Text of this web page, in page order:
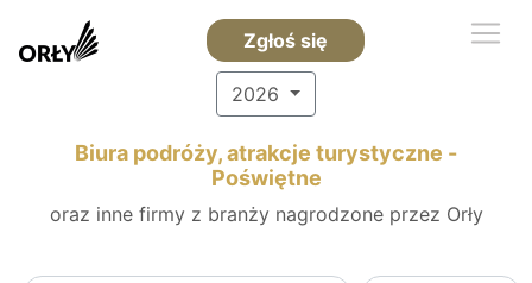
Zgłoś się
2026
Biura podróży, atrakcje turystyczne -
Poświętne
oraz inne firmy z branży nagrodzone przez Orły